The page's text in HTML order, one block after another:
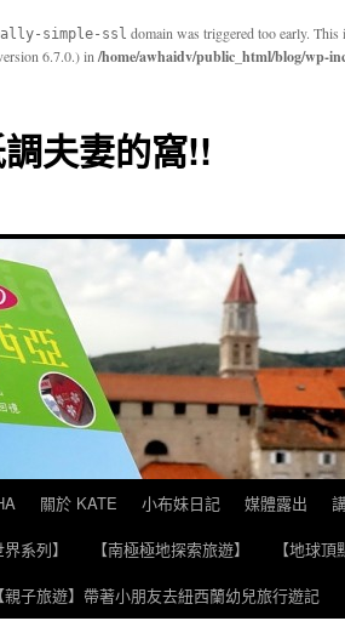
simple-ssl domain was triggered too early.
6.7.0.) in /home/awhaidv/public_html/blog/wp-
夫妻的窩!!
關於 KATE 小布妹日記 媒體露出
系列】 【南極極地探索旅遊】 【地球頂
【親子旅遊】帶著小朋友去紐西蘭幼兒旅行遊記